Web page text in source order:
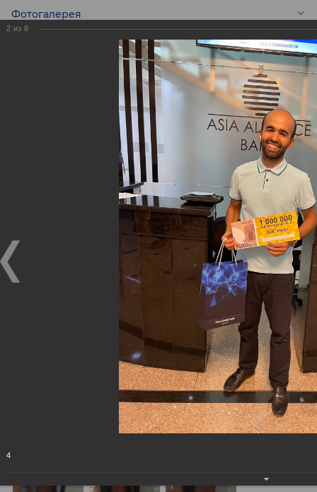
Фотогалерея
Победители
четвертого
розыгрыша призов
Акции, проводимой
совместно с
«MasterCard».
Победители четвертого розыгрыша призов Акции,
проводимой совместно с «MasterCard».
2 из 8
4